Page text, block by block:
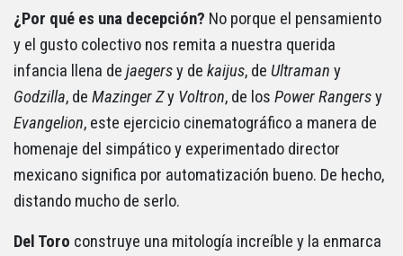
¿Por qué es una decepción? No porque el pensamiento
y el gusto colectivo nos remita a nuestra querida
infancia llena de jaegersy de kaijus, de Ultraman y
Godzilla, de MazingerZy Voltron, de los Power Rangersy
Evangelion, este ejercicio cinematográfico a manera de
homenaje del simpático y experimentado director
mexicano significa por automatización bueno. De hecho,
distando mucho de serlo.
Del Toro construye una mitología increíble y la enmarca